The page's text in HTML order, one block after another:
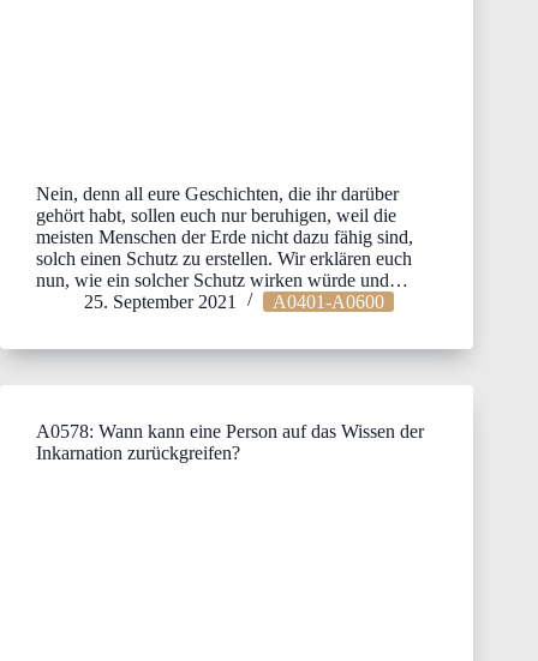
Nein, denn all eure Geschichten, die ihr darüber
gehört habt, sollen euch nur beruhigen, weil die
meisten Menschen der Erde nicht dazu fähig sind,
solch einen Schutz zu erstellen. Wir erklären euch
nun, wie ein solcher Schutz wirken würde und…
25. September 2021
A0401-A0600
A0578: Wann kann eine Person auf das Wissen der
Inkarnation zurückgreifen?